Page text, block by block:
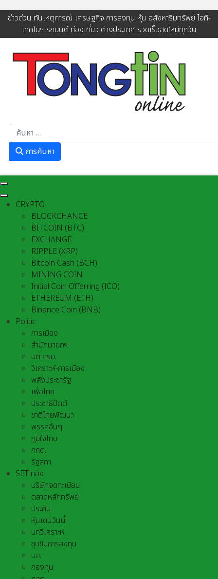
ข่าวด่วน ทันเหตุการณ์ เศรษฐกิจ การลงทุน หุ้น อสังหาริมทรัพย์ ไอที-
เทคโนฯ รถยนต์ ท่องเที่ยว ต่างประเทศ รวดเร็วสดใหม่ทุกวัน
การค้นหา
CRYPTO
BLOCKCHANCE
BITCOIN (BTC)
EXCHANGE
RIPPLE (XRP)
Bitcoin Cash (BCH)
MINING COIN
Initial Coin Offerring (ICO)
ETHEREUM (ETH)
Binance Coin (BNB)
Politic
การเมือง
สำนักนายกฯ
มติ ครม.
วิเคราะห์-การเมือง
พลังประชารัฐ
เพื่อไทย
ประชาธิปัตต์
ชาติไทยพัฒนา
พรรคอื่นๆ
ภูมิใจไทย
กกต.
รัฐสภา
SET-คลัง
บริษัทจดทะเบียน
ตลาดหลักทรัพย์
ประกัน
หุ้นเด่นวันนี้
บทวิเคราะห์
ซุบซิบการลงทุน
บล.
กองทุน